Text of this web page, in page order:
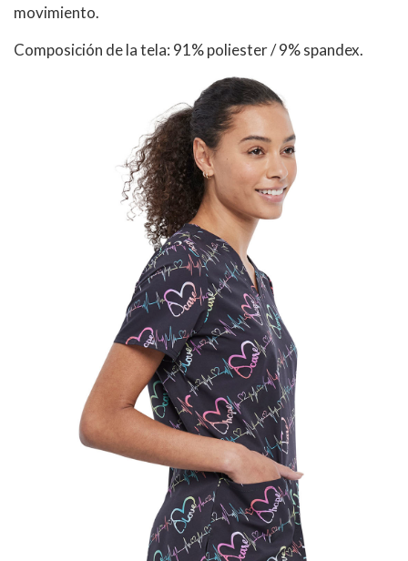
movimiento.
Composición de la tela: 91% poliester / 9% spandex.